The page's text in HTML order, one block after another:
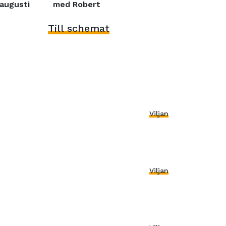
augusti med Robert
Till schemat
Viljan
Viljan